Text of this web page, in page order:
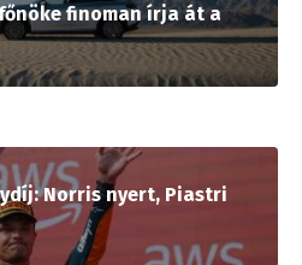
finoman írja át a
Norris nyert, Piastri